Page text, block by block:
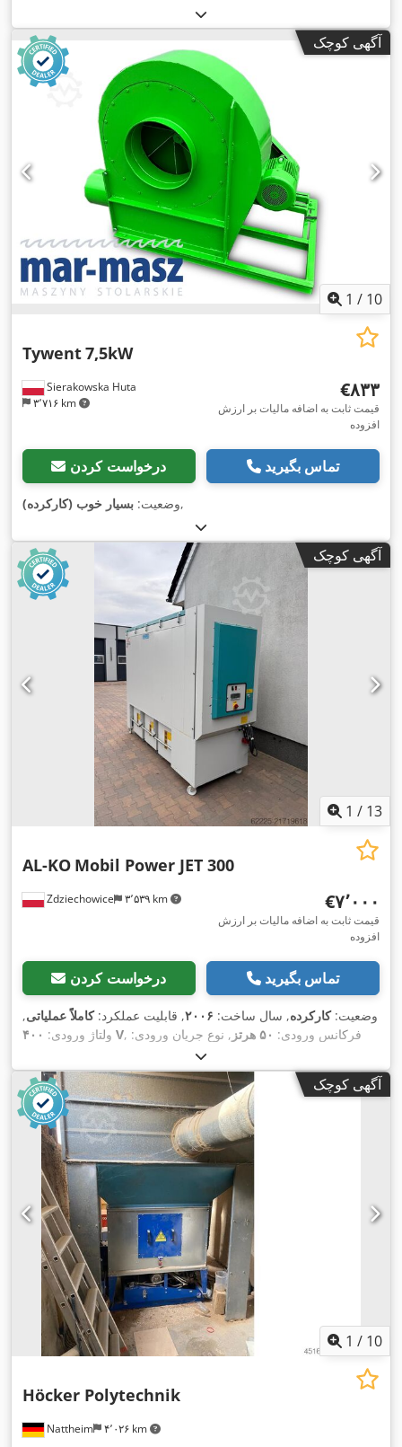
آگهی کوچک
1 / 10
Sierakowska Huta
۳٬۷۱۶ km
Tywent7,5kW
‎€۸۳۳
قیمت ثابت به اضافه مالیات بر ارزش
افزوده
درخواست کردن تماس بگیرید
وضعیت: بسیار خوب (کارکرده) ,
آگهی کوچک
1 / 13
Zdziechowice ۳٬۵۳۹ km
AL-KO Mobil Power JET 300
‎€۷٬۰۰۰
قیمت ثابت به اضافه مالیات بر ارزش
افزوده
درخواست کردن تماس بگیرید
وضعیت:کارکرده, سال ساخت: ۲۰۰۶, قابلیت عملکرد:کاملاً عملیاتی,
ولتاژ ورودی: ۴۰۰ V , فرکانس ورودی: ۵۰ هرتز
, نوع جریان ورودی:
۲٬۴۰۰ میلی بار
متر مکعب/ساعت, قطر مانیفولد ورودی:۳۰۰ میلی‌متر
, سطح فیلتر:
۳۰ متر مربع
, ارتفاع کل:۲٬۳۵۰ میلی‌متر , طول کل:۳٬۰۰۰ میلی‌متر
,
عرض کل:۱٬۱۰۰ میلی‌متر , وزن کل:۹۰۰ کیلوگرم
آگهی کوچک
1 / 10
Nattheim ۴٬۰۲۶ km
Höcker Polytechnik